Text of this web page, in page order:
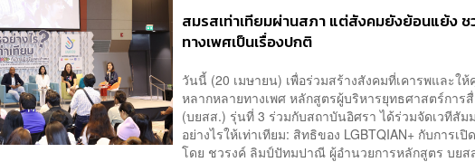
สมรสเท่าเทียมผ่านสภา แต่สังคมยังย้อนแย้ง
ทางเพศเป็นเรื่องปกติ
วันนี้ (20 เมษายน) เพื่อร่วมสร้างสังคมที่เคารพและใ
หลากหลายทางเพศ หลักสูตรผู้บริหารยุทธศาสตร์การ
(บยสส.) รุ่นที่ 3 ร่วมกับสถาบันอิศรา ได้ร่วมจัดเวทีสัม
อย่างไรให้เท่าเทียม: สิทธิของ LGBTQIAN+ กับการเ
โดย ชวรงค์ ลิมป์ปัทมปาณี ผู้อำนวยการหลักสูตร บยส